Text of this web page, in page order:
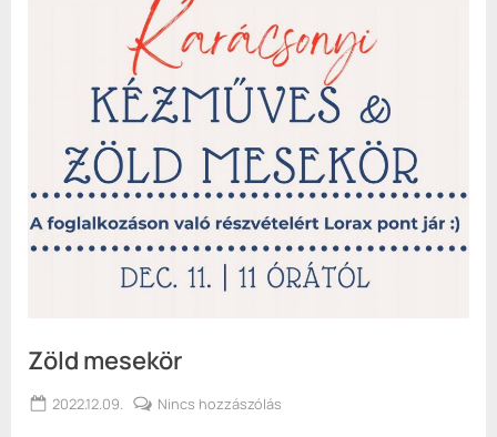
Zöld mesekör
Posted
2022.12.09.
Nincs hozzászólás